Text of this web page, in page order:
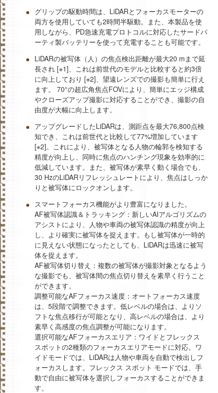
グリップの駆動時間は、LiDARとフォーカスモーターの
両方を使用していても2時間半駆動。また、本製品を使
用しながら、PD急速充電プロトコルに対応したサードパ
ーティ製バッテリーを使って充電することも可能です。
‌LiDARの被写体（人）の焦点検出距離が最大20 mまで延
長され [※1]、これは前世代のモデルと比較すると約3倍
に向上しており [※2]、‌望遠レンズでの撮影も簡単に行え
ます‌。 ‌70°の超広角焦点FOVにより、簡単にエッジ構成
やクローズアップ撮影に対応することができ、撮影の自
由度が大幅に向上します。
アップグレードしたLiDARは、測距点を最大76,800点検
知でき、これは前世代と比較して77%増加しています
[※2]。これにより、被写体となる人物の輪郭を検知する
精度が向上し、同時に焦点のハンチング現象を効率的に
低減しています。また、被写体が素早く動く場合でも、
30 HzのLiDARリフレッシュレートにより、焦点はしっか
りと被写体にロックオンします。
スマートフォーカス機能がより豊富になりました。
‌AF被写体認識＆トラッキング：新しいAIアルゴリズムの
アシストにより、人物や車両の被写体認識の精度が向上
し、より確実に被写体を捉えます。もし被写体が一時的
に見えない状態になったとしても、LiDARは迅速に被写
体を捉えます。
AF被写体切り替え：複数の被写体が撮影対象となるよう
な撮影でも、被写体間の焦点切り替えを素早く行うこと
ができます。
調整可能なAFフォーカス速度：オートフォーカス速度
は、5段階で調整できます。低レベルの場合は、よりソ
フトな焦点移行が可能となり、高レベルの場合は、より
素早く高感度の焦点調整が可能になります。
選択可能な‌AFフォーカスエリア：ワイドとフレックス
スポットの2種類のフォーカスエリアモードに対応。ワ
イドモードでは、LiDARは人物や車両を自動で検出しフ
ォーカスします。フレックス スポット モードでは、手
動で自由に被写体を選択しフォーカスすることができま
す。